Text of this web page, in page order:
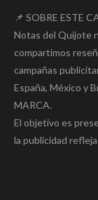
📌 SOBRE ESTE
Notas del Quijote
compartimos
campañas
España, México y
MARCA.
El objetivo es
la publicidad